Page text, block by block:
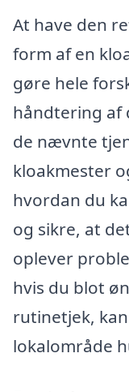
At have den
form af en
gøre hele
håndtering af
de nævnte
kloakmester
hvordan du
og sikre, at
oplever
hvis du blot
rutinetjek,
lokalområde